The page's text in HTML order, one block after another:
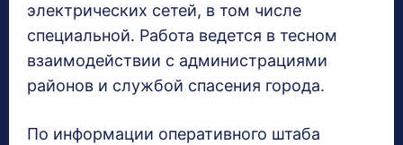
электрических сетей, в том числе
специальной. Работа ведется в тесном
взаимодействии с администрациями
районов и службой спасения города.
По информации оперативного штаба